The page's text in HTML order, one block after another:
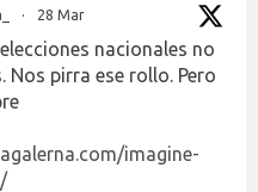
· 28 Mar
nacionales no
Nos pirra ese rollo. Pero
imagine-